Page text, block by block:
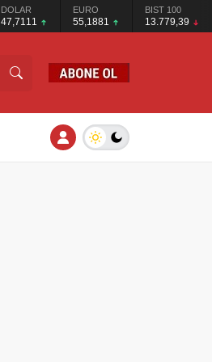
DOLAR
47,7111
EURO
55,1881
BIST 100
13.779,39